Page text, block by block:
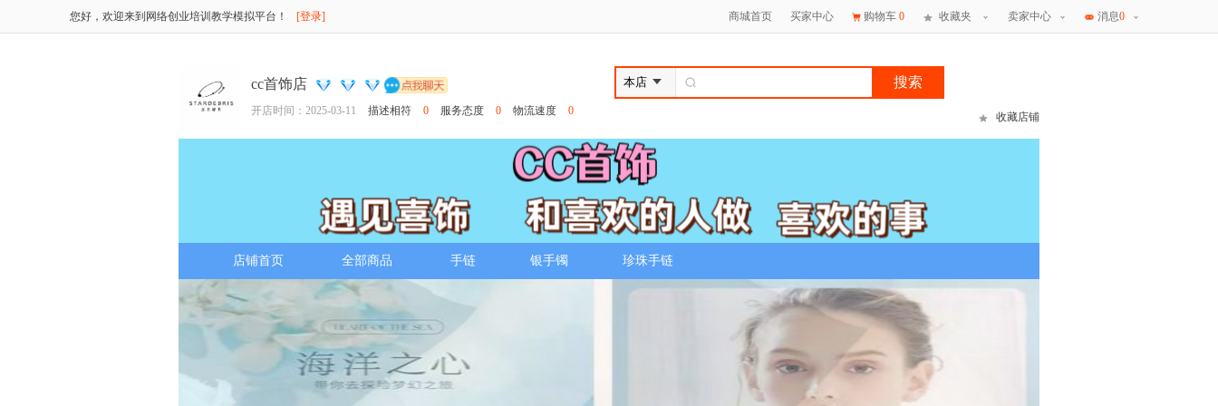
您好，欢迎来到网络创业培训教学模拟平台！ [登录] 商城首页 买家中心 购物车 0 收藏夹 卖家中心 消息0
消息
cc首饰店
开店时间：2025-03-11 描述相符 0 服务态度 0 物流速度 0
搜索
收藏店铺
店铺首页 全部商品 手链 银手镯 珍珠手链